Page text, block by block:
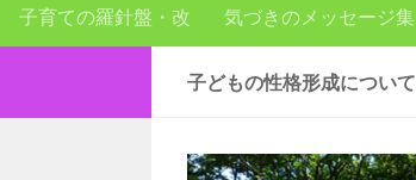
子育ての羅針盤・改 気づきのメッセージ集
子どもの性格形成について